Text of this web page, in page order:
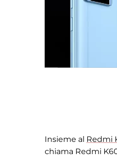
Insieme al Redmi
chiama Redmi